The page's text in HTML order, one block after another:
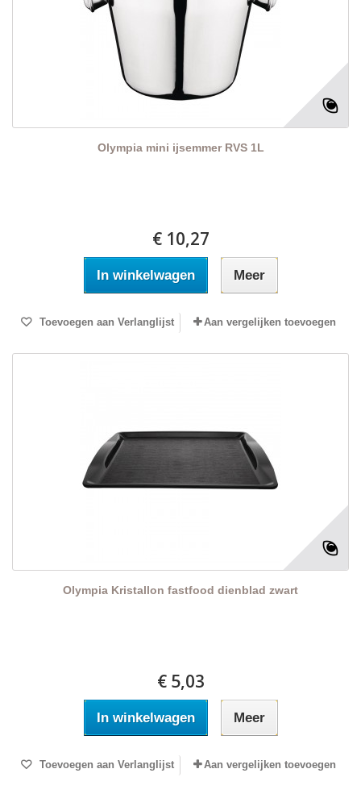
Olympia mini ijsemmer RVS 1L
€ 10,27
In winkelwagen Meer
Toevoegen aan Verlanglijst Aan vergelijken toevoegen
Olympia Kristallon fastfood dienblad zwart
€ 5,03
In winkelwagen Meer
Toevoegen aan Verlanglijst Aan vergelijken toevoegen